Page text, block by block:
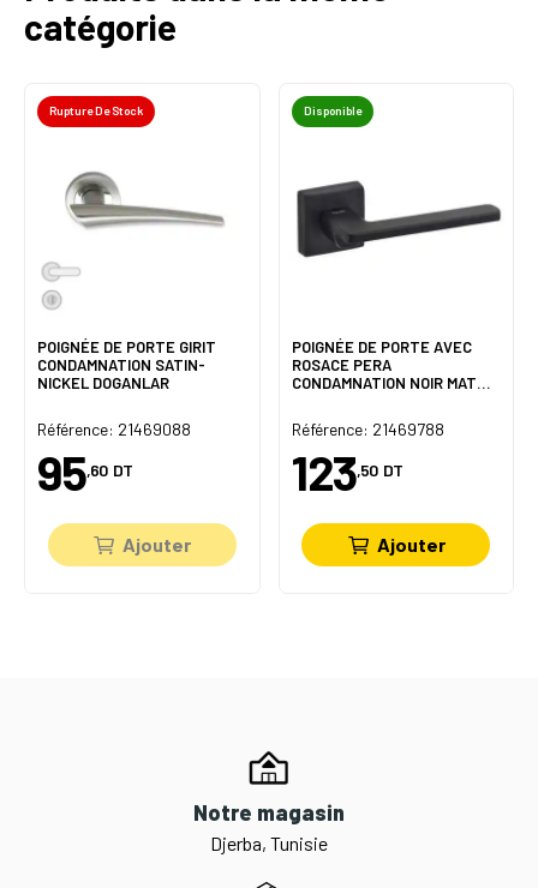
catégorie
Rupture De Stock
POIGNÉE DE PORTE GIRIT
CONDAMNATION SATIN-
NICKEL DOGANLAR
Référence: 21469088
95,60 DT
Ajouter
Disponible
POIGNÉE DE PORTE AVEC
ROSACE PERA
CONDAMNATION NOIR MAT
Référence: 21469788
123,50 DT
Ajouter
Notre magasin
Djerba, Tunisie